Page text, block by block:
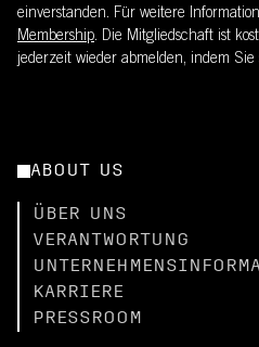
einverstanden. Für weitere
Membership. Die Mitgliedschaft ist
jederzeit wieder abmelden, indem Sie
ABOUT US
ÜBER UNS
VERANTWORTUNG
KARRIERE
PRESSROOM